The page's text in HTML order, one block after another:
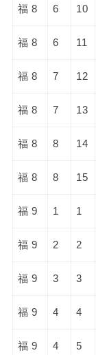
福 8 6 10
福 8 6 11
福 8 7 12
福 8 7 13
福 8 8 14
福 8 8 15
福 9 1 1
福 9 2 2
福 9 3 3
福 9 4 4
福 9 4 5